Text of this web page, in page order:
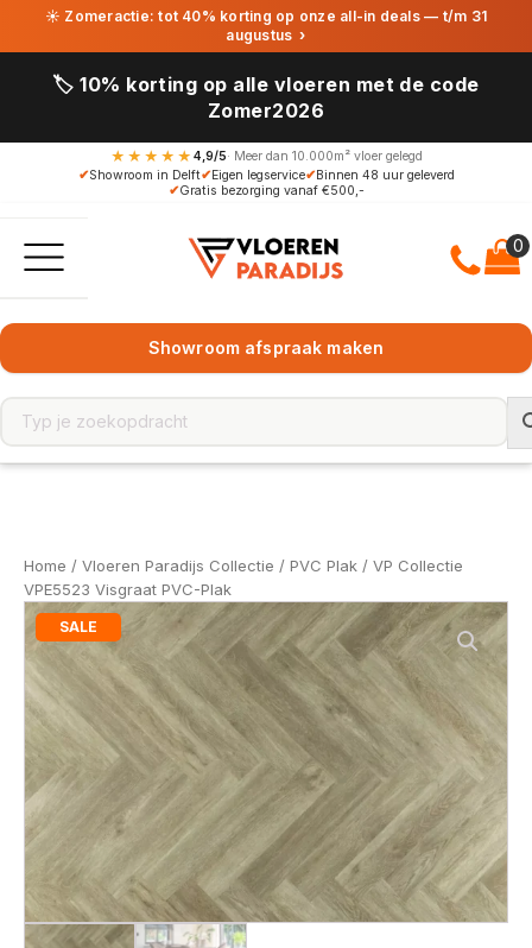
☀ Zomeractie: tot 40% korting op onze all-in deals — t/m 31
augustus ›
🏷️ 10% korting op alle vloeren met de code
Zomer2026
★★★★★ 4,9/5· Meer dan 10.000m² vloer gelegd
✔Showroom in Delft✔Eigen legservice✔Binnen 48 uur geleverd
✔Gratis bezorging vanaf €500,-
Showroom afspraak maken
Home / Vloeren Paradijs Collectie / PVC Plak / VP Collectie
VPE5523 Visgraat PVC-Plak
SALE